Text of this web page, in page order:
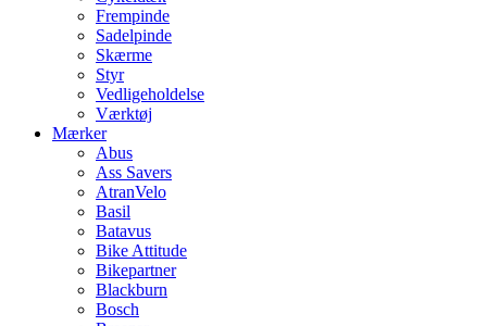
Frempinde
Sadelpinde
Skærme
Styr
Vedligeholdelse
Værktøj
Mærker
Abus
Ass Savers
AtranVelo
Basil
Batavus
Bike Attitude
Bikepartner
Blackburn
Bosch